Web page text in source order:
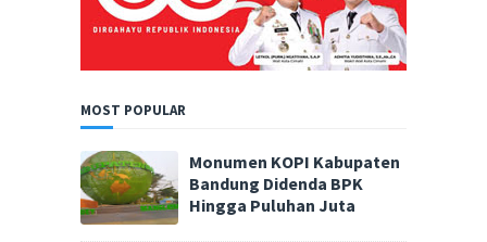
MOST POPULAR
Monumen KOPI Kabupaten
Bandung Didenda BPK
Hingga Puluhan Juta